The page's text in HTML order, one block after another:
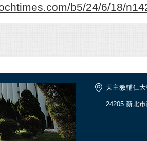
b5/24/6/18/
天主教輔仁
24205 新北